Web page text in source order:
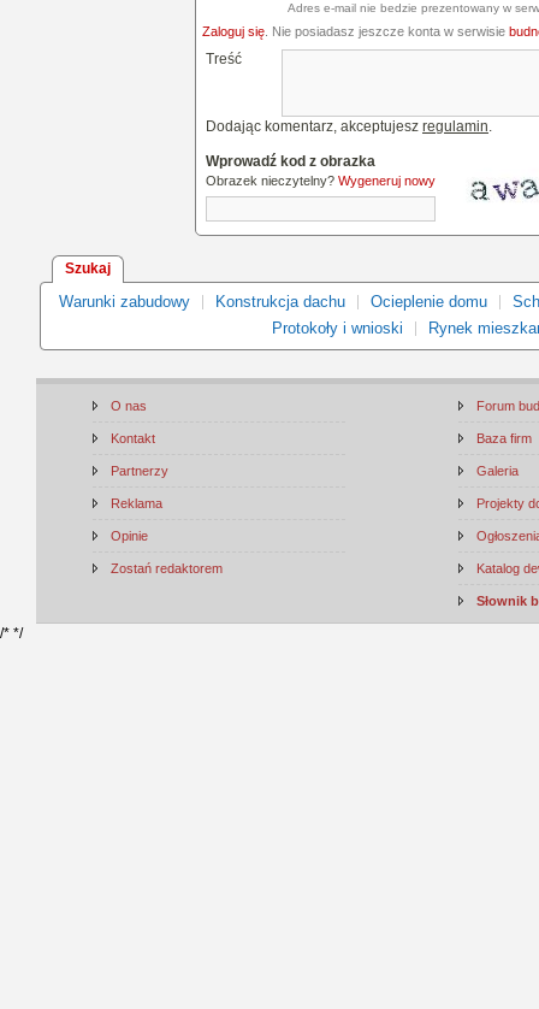
Adres e-mail nie bedzie prezentowany w
Zaloguj się . Nie posiadasz jeszcze konta w serwisie
Treść
Dodając komentarz, akceptujesz regulamin.
Wprowadź kod z obrazka
Obrazek nieczytelny? Wygeneruj nowy
Szukaj
Warunki zabudowy Konstrukcja dachu Ocieplenie domu
Protokoły i wnioski
Rynek
O nas
Kontakt
Partnerzy
Reklama
Opinie
Zostań redaktorem
Forum
Baza firm
Galeria
Projekty
Katalog
Słownik
/* */